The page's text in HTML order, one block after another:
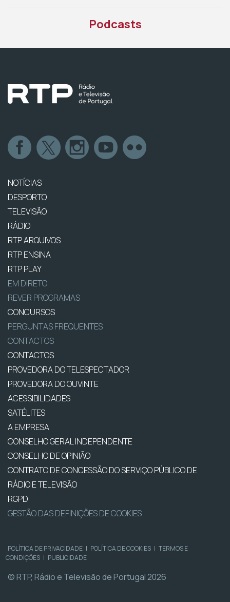
Podcasts
NOTÍCIAS
DESPORTO
TELEVISÃO
RÁDIO
RTP ARQUIVOS
RTP ENSINA
RTP PLAY
EM DIRETO
REVER PROGRAMAS
CONCURSOS
PERGUNTAS FREQUENTES
CONTACTOS
CONTACTOS
PROVEDORA DO TELESPECTADOR
PROVEDORA DO OUVINTE
ACESSIBILIDADES
SATÉLITES
A EMPRESA
CONSELHO GERAL INDEPENDENTE
CONSELHO DE OPINIÃO
CONTRATO DE CONCESSÃO DO SERVIÇO PÚBLICO DE
RÁDIO E TELEVISÃO
RGPD
GESTÃO DAS DEFINIÇÕES DE COOKIES
POLÍTICA DE PRIVACIDADE | POLÍTICA DE COOKIES | TERMOS E
CONDIÇÕES | PUBLICIDADE
© RTP, Rádio e Televisão de Portugal 2026